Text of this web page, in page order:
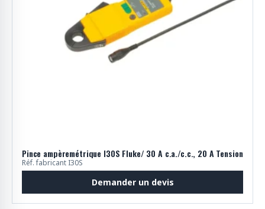
Pince ampèremétrique I30S Fluke/ 30 A c.a./c.c., 20 A Tension
Réf. fabricant I30S
Demander un devis